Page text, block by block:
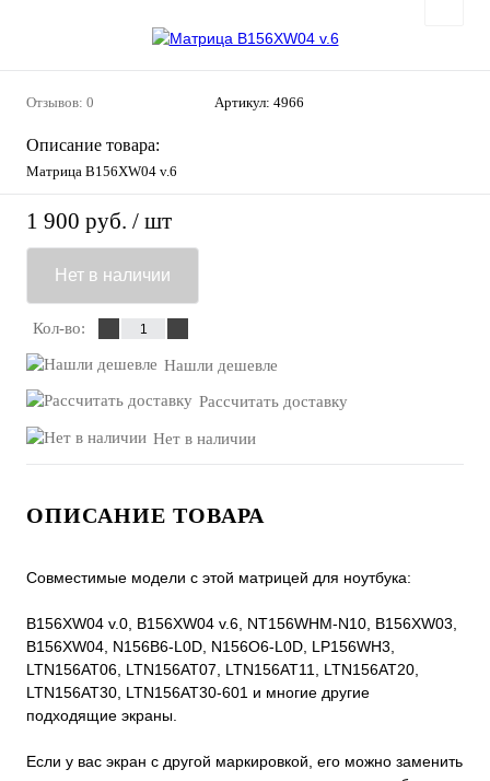
Отзывов: 0 Артикул: 4966
Описание товара:
Матрица B156XW04 v.6
1 900 руб. / шт
Нет в наличии
Кол-во:
Нашли дешевле
Рассчитать доставку
Нет в наличии
ОПИСАНИЕ ТОВАРА
Совместимые модели с этой матрицей для ноутбука:
B156XW04 v.0, B156XW04 v.6, NT156WHM-N10, B156XW03,
B156XW04, N156B6-L0D, N156O6-L0D, LP156WH3,
LTN156AT06, LTN156AT07, LTN156AT11, LTN156AT20,
LTN156AT30, LTN156AT30-601 и многие другие
подходящие экраны.
Если у вас экран с другой маркировкой, его можно заменить